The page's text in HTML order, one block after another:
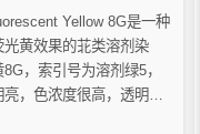
Yellow 8G是一种
黄效果的苝类溶剂染
，索引号为溶剂绿5，
，色浓度很高，透明度